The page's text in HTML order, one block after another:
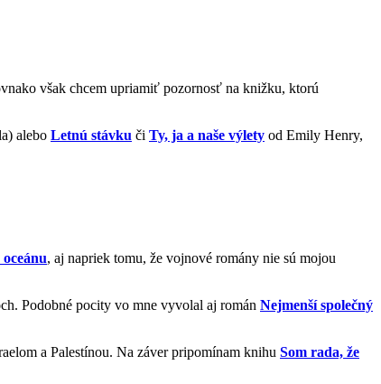
však chcem upriamiť pozornosť na knižku, ktorú
alebo Letnú stávku či Ty, ja a naše výlety od Emily Henry,
, aj napriek tomu, že vojnové romány nie sú mojou
Podobné pocity vo mne vyvolal aj román Nejmenší společný
a Palestínou. Na záver pripomínam knihu Som rada, že